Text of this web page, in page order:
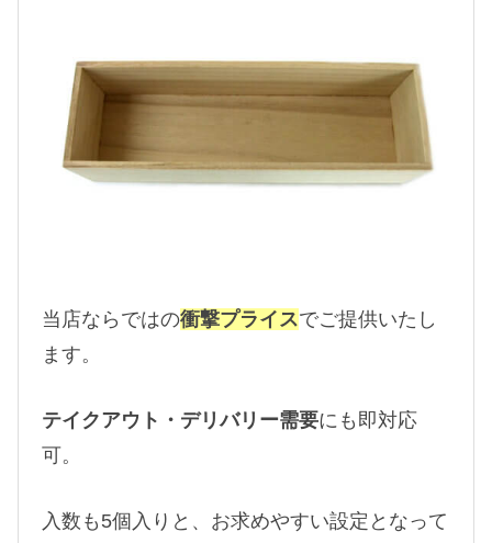
当店ならではの衝撃プライスでご提供いたし
ます。
テイクアウト・デリバリー需要にも即対応
可。
入数も5個入りと、お求めやすい設定となって